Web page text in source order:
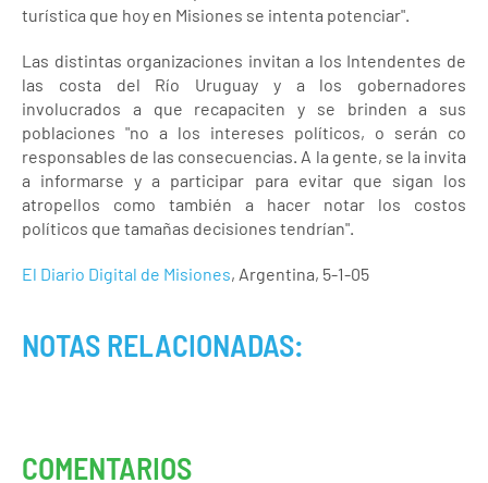
turística que hoy en Misiones se intenta potenciar".
Las distintas organizaciones invitan a los Intendentes de
las costa del Río Uruguay y a los gobernadores
involucrados a que recapaciten y se brinden a sus
poblaciones "no a los intereses políticos, o serán co
responsables de las consecuencias. A la gente, se la invita
a informarse y a participar para evitar que sigan los
atropellos como también a hacer notar los costos
políticos que tamañas decisiones tendrían".
El Diario Digital de Misiones, Argentina, 5-1-05
NOTAS RELACIONADAS:
COMENTARIOS